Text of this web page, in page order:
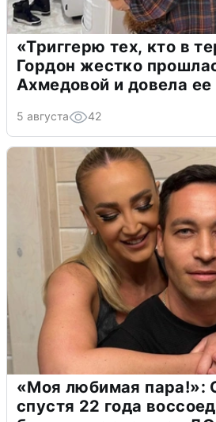
«Триггерю тех, кто в
Гордон жестко
Ахмедовой и довела ее
5 августа 42
«Моя любимая пара!»:
спустя 22 года